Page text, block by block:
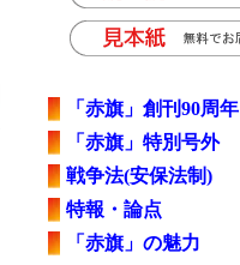
「赤旗」創刊90周年
「赤旗」特別号外
戦争法(安保法制)
特報・論点
「赤旗」の魅力